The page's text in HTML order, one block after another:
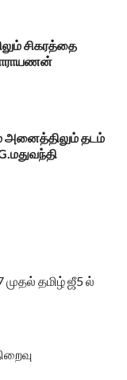
சிகரத்தை
தடம்
தமிழ் ஜீ5 ல்